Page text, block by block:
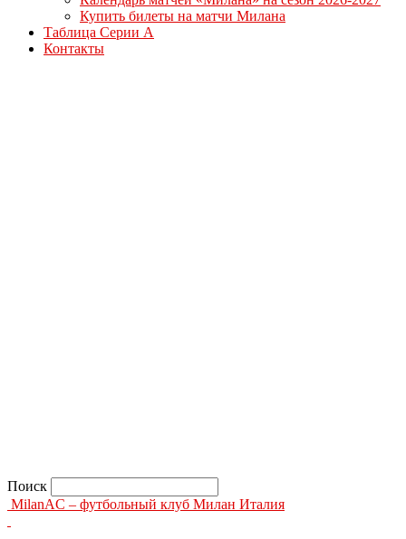
Купить билеты на матчи Милана
Таблица Серии А
Контакты
Поиск
MilanAC – футбольный клуб Милан Италия